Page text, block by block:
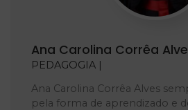
Ana Carolina Corrêa
PEDAGOGIA |
Ana Carolina Corrêa Alves
pela forma de aprendizado e